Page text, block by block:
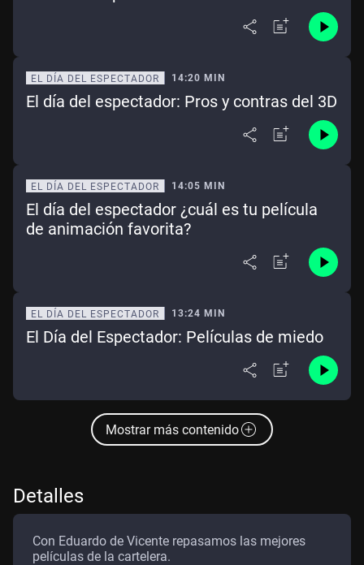
EL DÍA DEL ESPECTADOR 14:20 MIN
El día del espectador: Pros y contras del 3D
EL DÍA DEL ESPECTADOR 14:05 MIN
El día del espectador ¿cuál es tu película
de animación favorita?
EL DÍA DEL ESPECTADOR 13:24 MIN
El Día del Espectador: Películas de miedo
Mostrar más contenido
Detalles
Con Eduardo de Vicente repasamos las mejores
películas de la cartelera.